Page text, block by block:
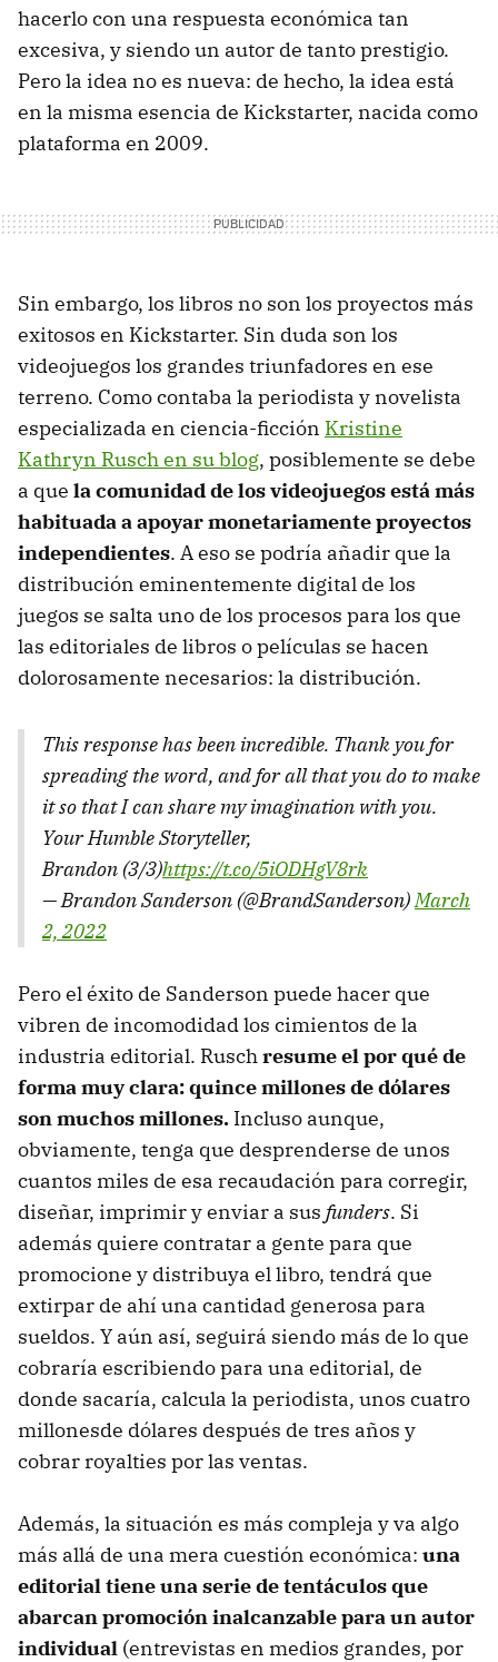
hacerlo con una respuesta económica tan
excesiva, y siendo un autor de tanto prestigio.
Pero la idea no es nueva: de hecho, la idea está
en la misma esencia de Kickstarter, nacida como
plataforma en 2009.
Sin embargo, los libros no son los proyectos más
exitosos en Kickstarter. Sin duda son los
videojuegos los grandes triunfadores en ese
terreno. Como contaba la periodista y novelista
especializada en ciencia-ficción Kristine
Kathryn Rusch en su blog, posiblemente se debe
a que la comunidad de los videojuegos está más
habituada a apoyar monetariamente proyectos
independientes. A eso se podría añadir que la
distribución eminentemente digital de los
juegos se salta uno de los procesos para los que
las editoriales de libros o películas se hacen
dolorosamente necesarios: la distribución.
This response has been incredible. Thank you for
spreading the word, and for all that you do to make
it so that I can share my imagination with you.
Your Humble Storyteller,
Brandon (3/3)https://t.co/5iODHgV8rk
— Brandon Sanderson (@BrandSanderson)March
2, 2022
Pero el éxito de Sanderson puede hacer que
vibren de incomodidad los cimientos de la
industria editorial. Ruschresume el por qué de
forma muy clara: quince millones de dólares
son muchos millones. Incluso aunque,
obviamente, tenga que desprenderse de unos
cuantos miles de esa recaudación para corregir,
diseñar, imprimir y enviar a sus funders. Si
además quiere contratar a gente para que
promocione y distribuya el libro, tendrá que
extirpar de ahí una cantidad generosa para
sueldos. Y aún así, seguirá siendo más de lo que
cobraría escribiendo para una editorial, de
donde sacaría, calcula la periodista, unos cuatro
millonesde dólares después de tres años y
cobrar royalties por las ventas.
Además, la situación es más compleja y va algo
más allá de una mera cuestión económica: una
editorial tiene una serie de tentáculos que
abarcan promoción inalcanzable para un autor
individual (entrevistas en medios grandes, por